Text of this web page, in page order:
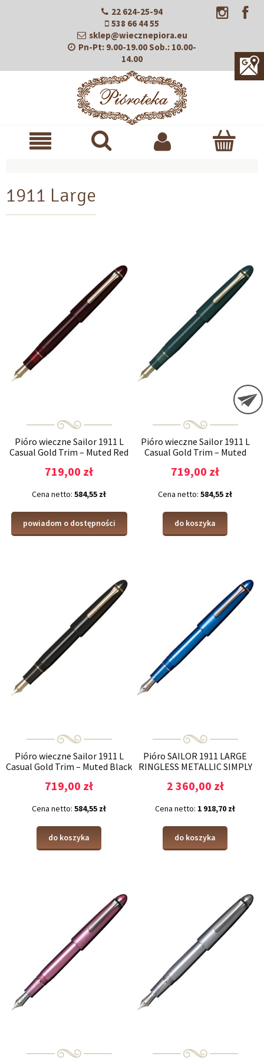
22 624-25-94
538 66 44 55
sklep@wiecznepiora.eu
Pn-Pt: 9.00-19.00Sob.: 10.00-
14.00
1911 Large
Pióro wieczne Sailor 1911 L
Casual Gold Trim – Muted Red
719,00 zł
Cena netto: 584,55 zł
powiadom o dostępności
Pióro wieczne Sailor 1911 L
Casual Gold Trim – Muted
719,00 zł
Cena netto: 584,55 zł
do koszyka
Pióro wieczne Sailor 1911 L
Casual Gold Trim – Muted Black
719,00 zł
Cena netto: 584,55 zł
do koszyka
Pióro SAILOR 1911 LARGE
RINGLESS METALLIC SIMPLY
2 360,00 zł
Cena netto: 1 918,70 zł
do koszyka